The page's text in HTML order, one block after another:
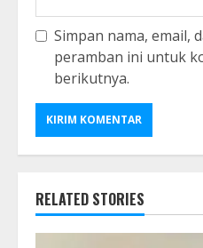
Simpan nama, email,
peramban ini untuk
berikutnya.
RELATED STORIES